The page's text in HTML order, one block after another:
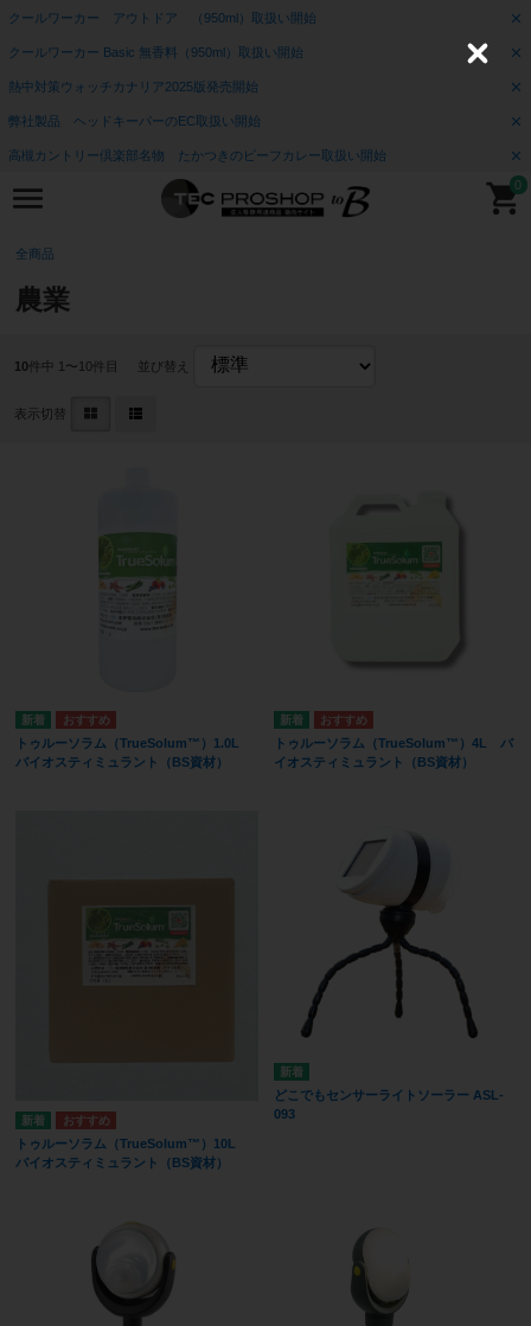
クールワーカー アウトドア （950ml）取扱い開始
クールワーカー Basic 無香料（950ml）取扱い開始
熱中対策ウォッチカナリア2025版発売開始
弊社製品 ヘッドキーパーのEC取扱い開始
高槻カントリー倶楽部名物 たかつきのビーフカレー取扱い開始
0
全商品
農業
10件中 1〜10件目 並び替え
表示切替
トゥルーソラム（TrueSolum™）1.0L
バイオスティミュラント（BS資材）
トゥルーソラム（TrueSolum™）4L バ
イオスティミュラント（BS資材）
トゥルーソラム（TrueSolum™）10L
バイオスティミュラント（BS資材）
どこでもセンサーライトソーラー ASL-
093
C